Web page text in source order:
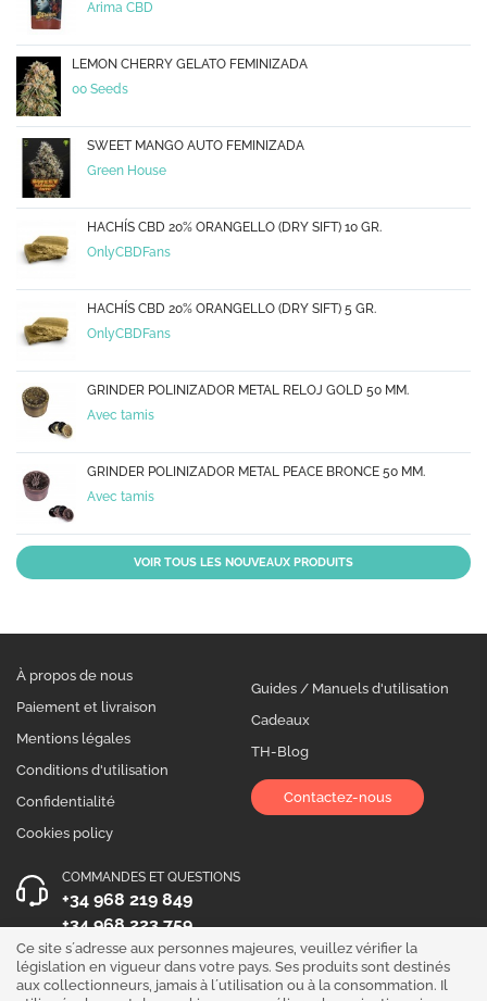
Arima CBD
LEMON CHERRY GELATO FEMINIZADA
00 Seeds
SWEET MANGO AUTO FEMINIZADA
Green House
HACHÍS CBD 20% ORANGELLO (DRY SIFT) 10 GR.
OnlyCBDFans
HACHÍS CBD 20% ORANGELLO (DRY SIFT) 5 GR.
OnlyCBDFans
GRINDER POLINIZADOR METAL RELOJ GOLD 50 MM.
Avec tamis
GRINDER POLINIZADOR METAL PEACE BRONCE 50 MM.
Avec tamis
VOIR TOUS LES NOUVEAUX PRODUITS
À propos de nous
Paiement et livraison
Mentions légales
Conditions d'utilisation
Confidentialité
Cookies policy
Guides / Manuels d'utilisation
Cadeaux
TH-Blog
Contactez-nous
COMMANDES ET QUESTIONS
+34 968 219 849
+34 968 223 759
HEURES D´OUVERTURE
Du lundi au vendredi 10:00 - 19:00
Ce site s´adresse aux personnes majeures, veuillez vérifier la
législation en vigueur dans votre pays. Ses produits sont destinés
aux collectionneurs, jamais à l´utilisation ou à la consommation. Il